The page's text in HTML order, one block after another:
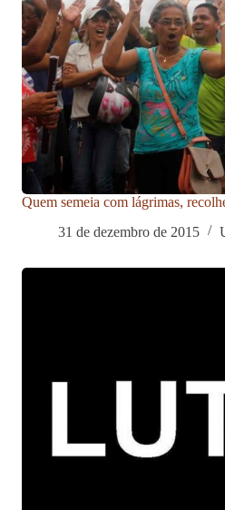
Quem semeia com lágrimas,
31 de dezembro de 2015